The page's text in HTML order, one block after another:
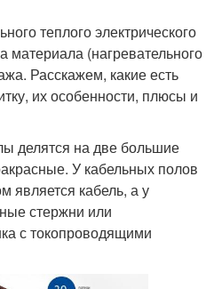
теплого электрического
материала (нагревательного
Расскажем, какие есть
их особенности, плюсы и
делятся на две большие
У кабельных полов
является кабель, а у
стержни или
с токопроводящими